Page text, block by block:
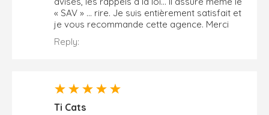
« SAV » ... rire. Je suis entièrement satisfait et
je vous recommande cette agence. Merci
Reply:
Ti Cats